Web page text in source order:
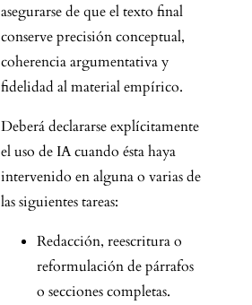
asegurarse de que el texto final
conserve precisión conceptual,
coherencia argumentativa y
fidelidad al material empírico.
Deberá declararse explícitamente
el uso de IA cuando ésta haya
intervenido en alguna o varias de
las siguientes tareas:
Redacción, reescritura o
reformulación de párrafos
o secciones completas.